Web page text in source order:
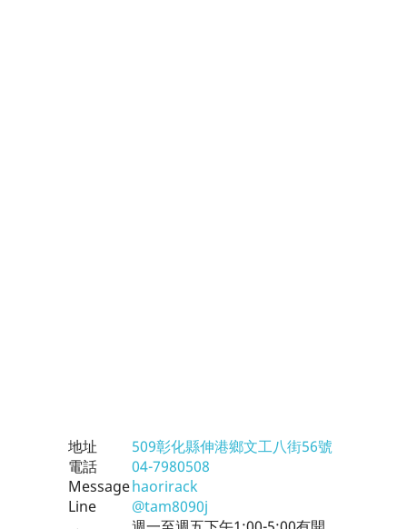
地址
509彰化縣伸港鄉文工八街56號
電話
04-7980508
Messagehaorirack
Line
@tam8090j